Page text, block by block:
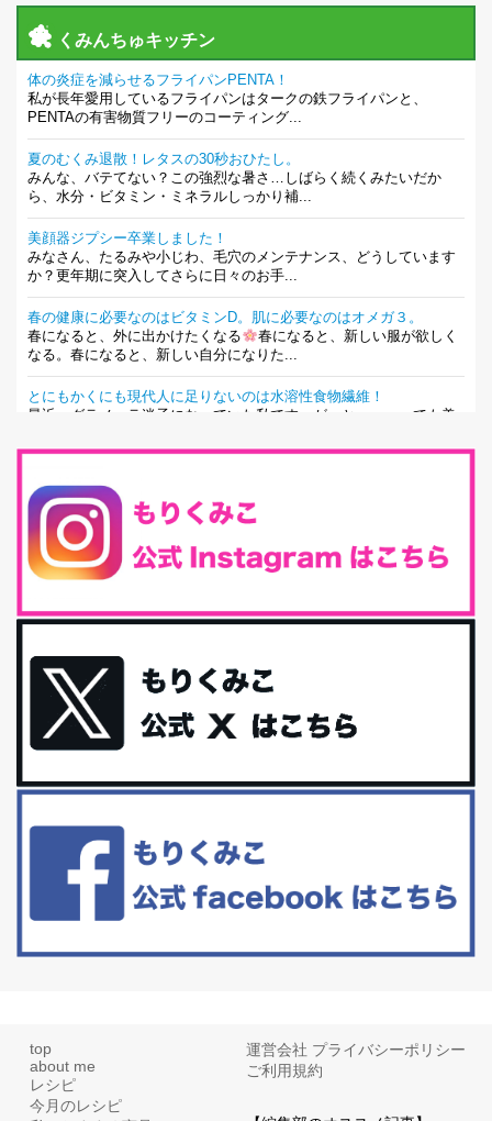
くみんちゅキッチン
体の炎症を減らせるフライパンPENTA！
私が長年愛用しているフライパンはタークの鉄フライパンと、
PENTAの有害物質フリーのコーティング...
夏のむくみ退散！レタスの30秒おひたし。
みんな、バテてない？この強烈な暑さ…しばらく続くみたいだか
ら、水分・ビタミン・ミネラルしっかり補...
美顔器ジプシー卒業しました！
みなさん、たるみや小じわ、毛穴のメンテナンス、どうしています
か？更年期に突入してさらに日々のお手...
春の健康に必要なのはビタミンD。肌に必要なのはオメガ３。
春になると、外に出かけたくなる
春になると、新しい服が欲しく
なる。春になると、新しい自分になりた...
とにもかくにも現代人に足りないのは水溶性食物繊維！
最近、グラノーラ迷子になっていた私です。が、と〜〜〜っても美
腸内環境を整えることは、健康維持の中でいっちばん大事！だと私
は思っています。 ヒトの免...
iHerb特大セール終了間近！みんな何買う？
最近お風呂上がりの炭酸水をシリカシリカにしているんだけど確か
今回は、最近毎回定期的に購入している「楽天ふるさと納税」の返
礼品トップ５を紹介します。今までいろ...
更年期を穏やかに乗りきるために今できる５つのこと。
アラフィフからの体と心の整え方。 私も気づけばアラフィフ、これ
といった更年期症状はまだ...
白髪・美容・免疫力、現代人に足りないのは海藻！
リーブオイルorごま油をたらす。&n...
top
about me
レシピ
今月のレシピ
運営会社 プライバシーポリシー
ご利用規約